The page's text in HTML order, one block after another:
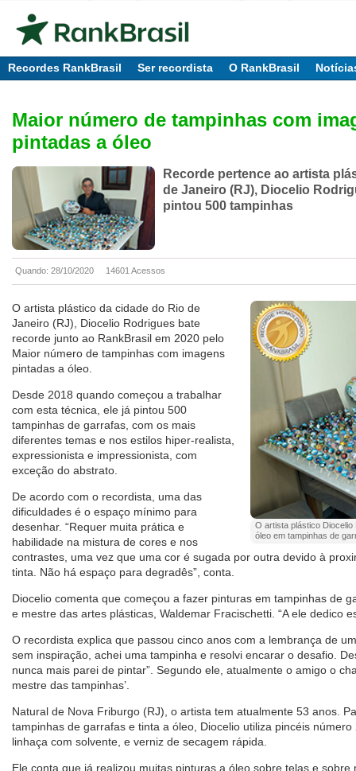
Recordes RankBrasil Ser recordista O RankBrasil
Maior número de tampinhas com
pintadas a óleo
Recorde pertence ao artista
de Janeiro (RJ), Diocelio
pintou 500 tampinhas
Quando: 28/10/2020 14601 Acessos
O artista plástico
óleo em tampinhas de
O artista plástico da cidade do Rio de
Janeiro (RJ), Diocelio Rodrigues bate
recorde junto ao RankBrasil em 2020 pelo
Maior número de tampinhas com imagens
pintadas a óleo.
Desde 2018 quando começou a trabalhar
com esta técnica, ele já pintou 500
tampinhas de garrafas, com os mais
diferentes temas e nos estilos hiper-realista,
expressionista e impressionista, com
exceção do abstrato.
De acordo com o recordista, uma das
dificuldades é o espaço mínimo para
desenhar. “Requer muita prática e
habilidade na mistura de cores e nos
contrastes, uma vez que uma cor é sugada por outra devido à
tinta. Não há espaço para degradês”, conta.
Diocelio comenta que começou a fazer pinturas em tampinhas de
e mestre das artes plásticas, Waldemar Fracischetti. “A ele dedico
O recordista explica que passou cinco anos com a lembrança de
sem inspiração, achei uma tampinha e resolvi encarar o desafio.
nunca mais parei de pintar”. Segundo ele, atualmente o amigo o
mestre das tampinhas’.
Natural de Nova Friburgo (RJ), o artista tem atualmente 53 anos.
tampinhas de garrafas e tinta a óleo, Diocelio utiliza pincéis
linhaça com solvente, e verniz de secagem rápida.
Ele conta que já realizou muitas pinturas a óleo sobre telas e